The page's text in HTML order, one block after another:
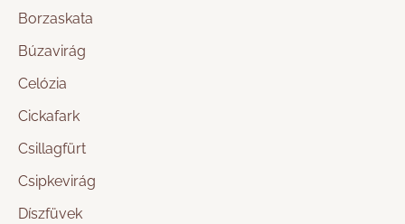
Borzaskata
Búzavirág
Celózia
Cickafark
Csillagfürt
Csipkevirág
Díszfüvek